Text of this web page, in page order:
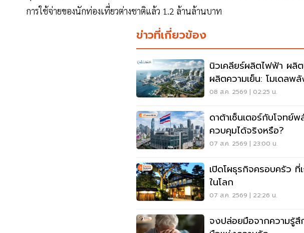
การใช้จ่ายของนักท่องเที่ยวต่างชาติแล้ว 1.2 ล้านล้านบาท
ข่าวที่เกี่ยวข้อง
นิวเคลียร์ผลิตไฟฟ้า ผลิ
ผลิตความเย็น: โมเดลพ
สำหรับ AI Data Center
08 ส.ค. 2569 | 02:25 น.
ดาต้าเซ็นเตอร์กับโจทย์
ควบคุมได้จริงหรือ?
07 ส.ค. 2569 | 23:00 น.
เปิดโผธุรกิจครอบครัว ที่
ในโลก
07 ส.ค. 2569 | 22:26 น.
จงปล่อยมือจากความรู้